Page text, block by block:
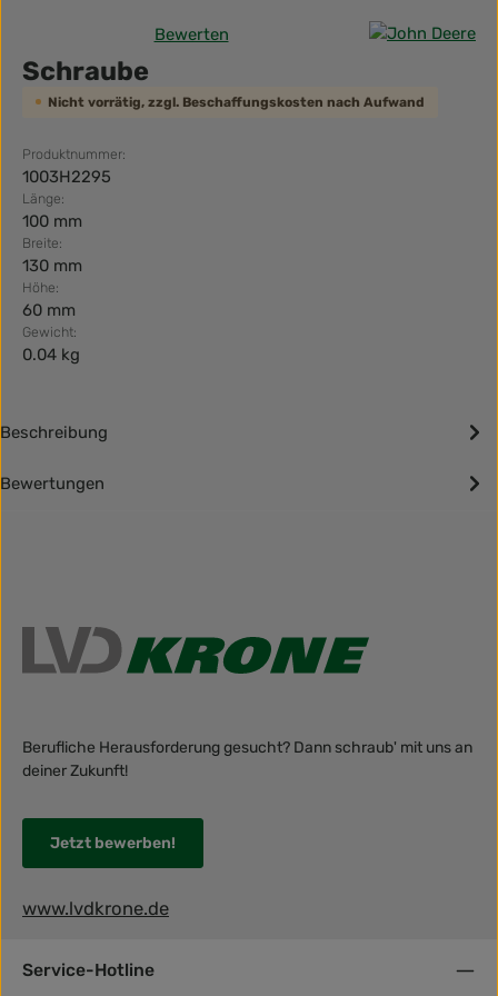
Durchschnittliche Bewertung von 0 von 5 Sternen
Bewerten
Schraube
Nicht vorrätig, zzgl. Beschaffungskosten nach Aufwand
Produktnummer:
1003H2295
Länge:
100 mm
Breite:
130 mm
Höhe:
60 mm
Gewicht:
0.04 kg
Beschreibung
Bewertungen
Berufliche Herausforderung gesucht? Dann schraub' mit uns an
deiner Zukunft!
Jetzt bewerben!
www.lvdkrone.de
Service-Hotline